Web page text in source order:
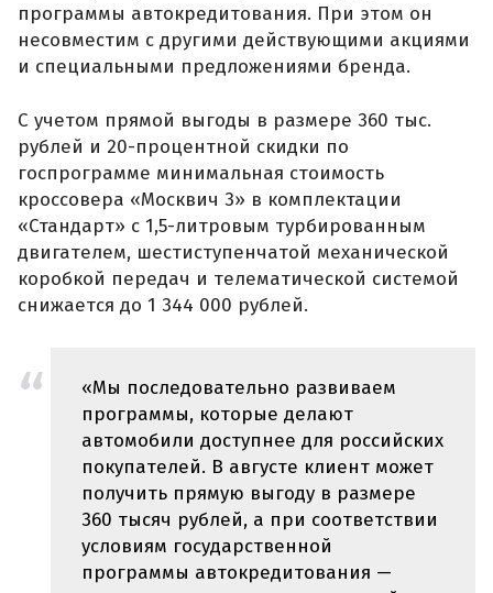
программы автокредитования. При этом он
несовместим с другими действующими акциями
и специальными предложениями бренда.
С учетом прямой выгоды в размере 360 тыс.
рублей и 20-процентной скидки по
госпрограмме минимальная стоимость
кроссовера «Москвич 3» в комплектации
«Стандарт» с 1,5-литровым турбированным
двигателем, шестиступенчатой механической
коробкой передач и телематической системой
снижается до 1 344 000 рублей.
«Мы последовательно развиваем
программы, которые делают
автомобили доступнее для российских
покупателей. В августе клиент может
получить прямую выгоду в размере
360 тысяч рублей, а при соответствии
условиям государственной
программы автокредитования —